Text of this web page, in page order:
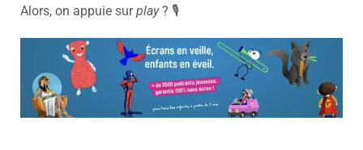
Alors, on appuie surplay? 🎙️